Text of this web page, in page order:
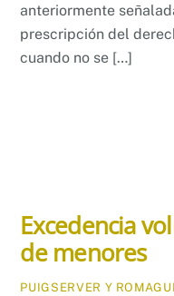
anteriormente
prescripción del
cuando no se […]
Excedencia
de menores
PUIGSERVER Y